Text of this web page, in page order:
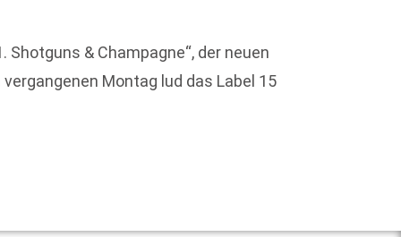
& Champagne“, der neuen
Montag lud das Label 15